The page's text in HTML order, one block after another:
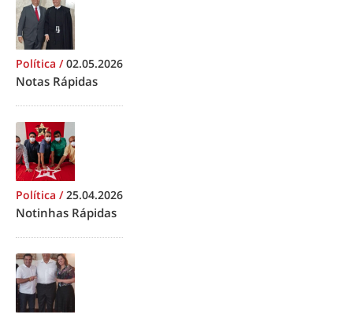
Política /02.05.2026
Notas Rápidas
Política /25.04.2026
Notinhas Rápidas